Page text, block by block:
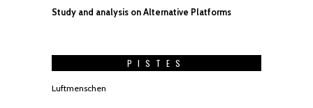
Study and analysis on Alternative Platforms
PISTES
Luftmenschen